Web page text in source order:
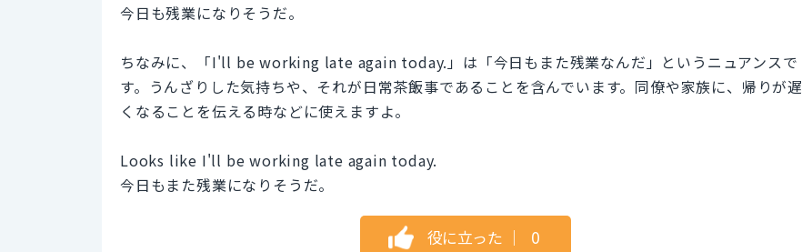
今日も残業になりそうだ。
ちなみに、「I'll be working late again today.」は「今日もまた残業なんだ」というニュアンスで
す。うんざりした気持ちや、それが日常茶飯事であることを含んでいます。同僚や家族に、帰りが遅
くなることを伝える時などに使えますよ。
Looks like I'll be working late again today.
今日もまた残業になりそうだ。
役に立った ｜ 0